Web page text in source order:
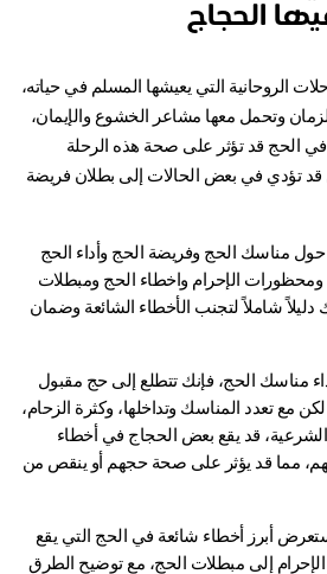
الحجاج
التي يعيشها المسلم في حياته،
وتحمل معها مشاعر الخشوع والإيمان،
قد تؤثر على صحة هذه الرحلة
تؤدي في بعض الحالات إلى بطلان فريضة
وتريد تجنب محظورات الحج ومحظورات الإحرام واخطاء الحج ومبطلات
الحج، فهذا المقال سيوفر لك دليلاً شاملاً لتجنب الأخطاء الشائعة وضمان
عندما تستعد لرحلة العمر لأداء مناسك الحج، فإنك تتطلع إلى حج مقبول
خالٍ من الشوائب والأخطاء. لكن مع تعدد المناسك وتداخلها، وكثرة الزحام،
وقلة المعرفة ببعض الأحكام الشرعية، قد يقع بعض الحجاج في أخطاء
شائعة في الحج دون علم منهم، مما قد يؤثر على صحة حجهم أو ينقص من
في هذا الدليل الشامل، سنستعرض أبرز أخطاء شائعة في الحج التي يقع
فيها الحجاج، من محظورات الإحرام إلى مبطلات الحج، مع توضيح الطرق